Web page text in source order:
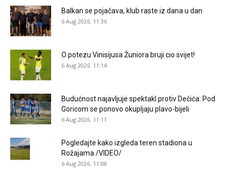
Balkan se pojačava, klub raste iz dana u dan
6 Aug 2026. 11:36
O potezu Vinisijusa Žuniora bruji cio svijet!
6 Aug 2026. 11:14
Budućnost najavljuje spektakl protiv Dečića: Pod
Goricom se ponovo okupljaju plavo-bijeli
6 Aug 2026. 11:11
Pogledajte kako izgleda teren stadiona u
Rožajama /VIDEO/
6 Aug 2026. 11:08